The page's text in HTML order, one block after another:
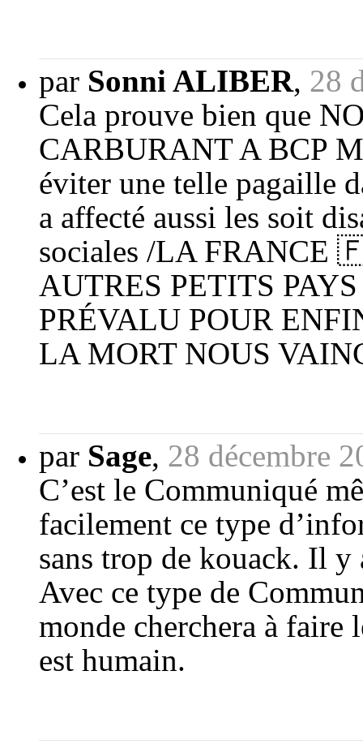
par Sonni ALIBER, 28
Cela prouve bien que
CARBURANT A BCP
éviter une telle pagaille
a affecté aussi les soit
sociales /LA
AUTRES PETITS
PRÉVALU POUR
LA MORT NOUS
par Sage, 28 décembre
C’est le Communiqué
facilement ce type
sans trop de kouack. Il y
Avec ce type de
monde cherchera à faire
est humain.